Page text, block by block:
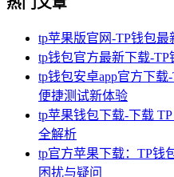
tp苹果版官网-TP钱包
tp钱包官方最新下载-
tp钱包安卓app官方下
便捷测试新体验
tp苹果钱包下载-下载
全解析
tp官方苹果下载：TP钱
困扰与疑问